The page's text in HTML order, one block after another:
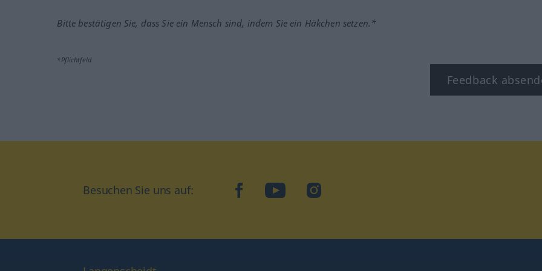
Bitte bestätigen Sie, dass Sie ein Mensch sind, indem Sie ein Häkchen setzen.*
*Pflichtfeld
Feedback
Besuchen Sie uns auf: facebookYouTubeInstagram